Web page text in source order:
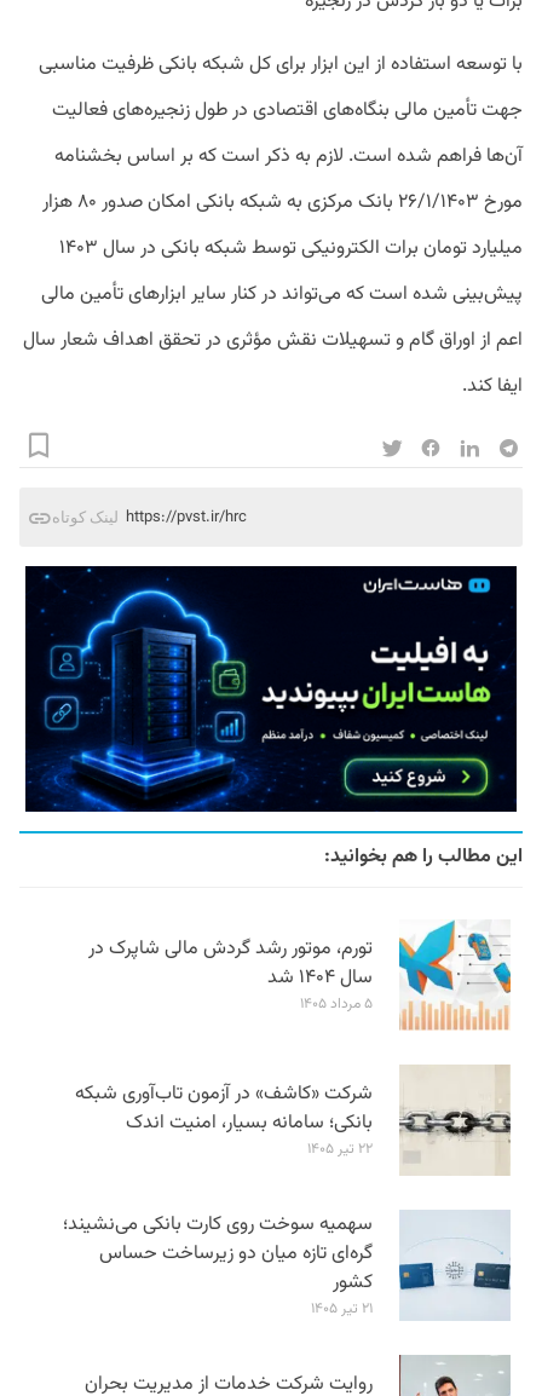
با توسعه استفاده از این ابزار برای کل شبکه بانکی ظرفیت مناسبی
جهت تأمین مالی بنگاه‌های اقتصادی در طول زنجیره‌های فعالیت
آن‌ها فراهم شده است. لازم به ذکر است که بر اساس بخشنامه
مورخ ۲۶/۱/۱۴۰۳ بانک مرکزی به شبکه بانکی امکان صدور ۸۰ هزار
میلیارد تومان برات الکترونیکی توسط شبکه بانکی در سال ۱۴۰۳
پیش‌بینی شده است که می‌تواند در کنار سایر ابزار‌های تأمین مالی
اعم از اوراق گام و تسهیلات نقش مؤثری در تحقق اهداف شعار سال
ایفا کند.
لینک کوتاه https://pvst.ir/hrc
این مطالب را هم بخوانید:
تورم، موتور رشد گردش مالی شاپرک در
سال ۱۴۰۴ شد
۵ مرداد ۱۴۰۵
شرکت «کاشف» در آزمون تاب‌آوری شبکه
بانکی؛ سامانه‌ بسیار، امنیت اندک
۲۲ تیر ۱۴۰۵
سهمیه سوخت روی کارت بانکی می‌نشیند؛
گره‌ای تازه میان دو زیرساخت حساس
کشور
۲۱ تیر ۱۴۰۵
روایت شرکت خدمات از مدیریت بحران